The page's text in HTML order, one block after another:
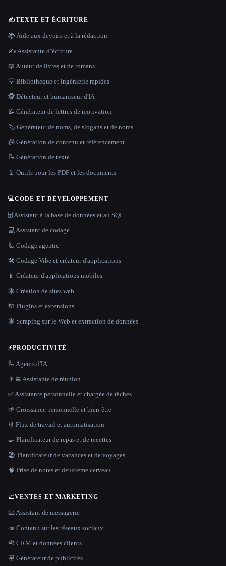
✍️TEXTE ET ÉCRITURE
📚 Aide aux devoirs et à la rédaction
✍️ Assistante d''écriture
📖 Auteur de livres et de romans
💡 Bibliothèque et ingénierie rapides
🕵️ Détecteur et humaniseur d'IA
📝 Générateur de lettres de motivation
🏷️ Générateur de noms, de slogans et de noms
📠 Génération de contenu et référencement
📝 Génération de texte
📄 Outils pour les PDF et les documents
💻CODE ET DÉVELOPPEMENT
🗄️ Assistant à la base de données et au SQL
💻 Assistant de codage
🦾 Codage agentic
🛠️ Codage Vibe et créateur d'applications
📱 Créateur d'applications mobiles
🕸 Création de sites web
🔌 Plugins et extensions
🕸️ Scraping sur le Web et extraction de données
⚡PRODUCTIVITÉ
🦾 Agents d'IA
👨‍💻 Assistante de réunion
✅ Assistante personnelle et chargée de tâches
🌱 Croissance personnelle et bien-être
⚙️ Flux de travail et automatisation
🍳 Planificateur de repas et de recettes
🏖 Planificateur de vacances et de voyages
🧠 Prise de notes et deuxième cerveau
📈VENTES ET MARKETING
📧 Assistant de messagerie
📣 Contenu sur les réseaux sociaux
📇 CRM et données clients
🪧 Générateur de publicités